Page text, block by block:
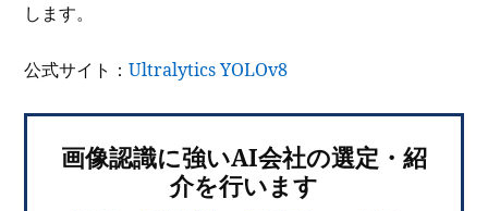
します。
公式サイト：Ultralytics YOLOv8
画像認識に強いAI会社の選定・紹
介を行います